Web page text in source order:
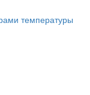
температуры